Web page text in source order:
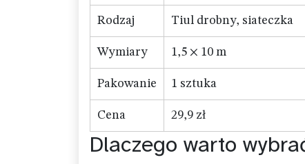
Rodzaj Tiul drobny, siateczka
Wymiary 1,5 × 10 m
Pakowanie 1 sztuka
Cena 29,9 zł
Dlaczego warto